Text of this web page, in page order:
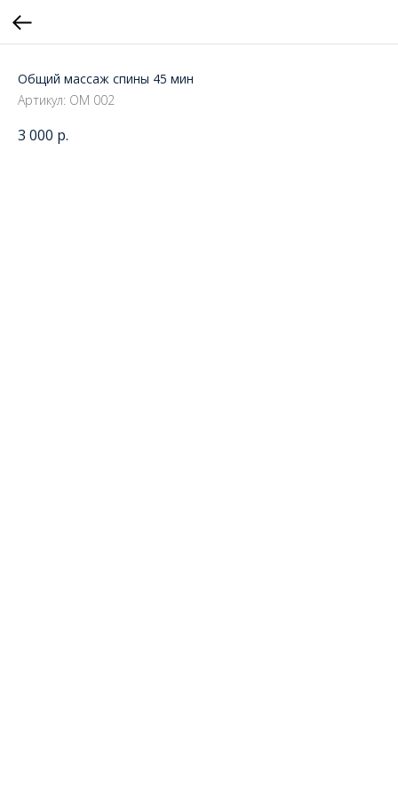
Общий массаж спины 45 мин
Артикул: ОМ 002
3 000 р.